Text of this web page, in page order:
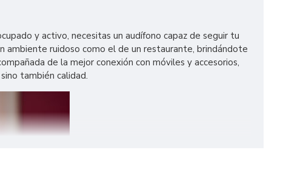
y activo, necesitas un audífono capaz de seguir tu
ambiente ruidoso como el de un restaurante, brindándote
de la mejor conexión con móviles y accesorios,
también calidad.